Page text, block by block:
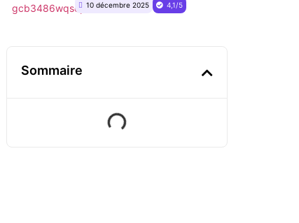
10 décembre 2025 4,1/5
Sommaire